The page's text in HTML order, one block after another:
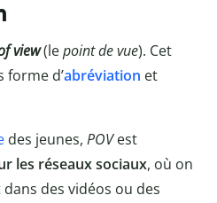
view(lepoint de vue). Cet
forme d’abréviation et
des jeunes, POVest
les réseaux sociaux, où on
des vidéos ou des